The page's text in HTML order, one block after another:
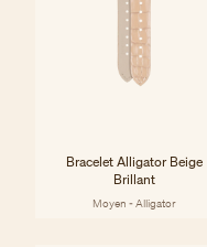
Bracelet Alligator Beige
Brillant
Moyen - Alligator